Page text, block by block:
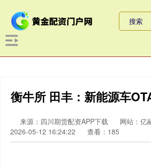
衡牛所 田丰：新能源车
来源：四川期货配资APP下载 网站：亿
2026-05-12 16:24:22
查看：185